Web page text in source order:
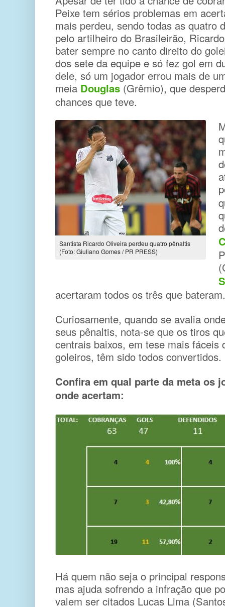
Peixe tem sérios problemas em
mais perdeu, sendo todas as quatro
pelo artilheiro do Brasileirão,
bater sempre no canto direito do
dos sete da equipe e só fez gol em
dele, só um jogador errou mais de
meia Douglas (Grêmio), que
chances que teve.
Santista Ricardo Oliveira perdeu quatro pênaltis
(Foto: Giuliano Gomes / PR PRESS)
acertaram todos os três que bateram.
Curiosamente, quando se avalia
seus pênaltis, nota-se que os tiros
centrais baixos, em tese mais fáceis
goleiros, têm sido todos convertidos.
Confira em qual parte da meta os
onde acertam:
Há quem não seja o principal
mas ajuda sofrendo a infração que
valem ser citados Lucas Lima